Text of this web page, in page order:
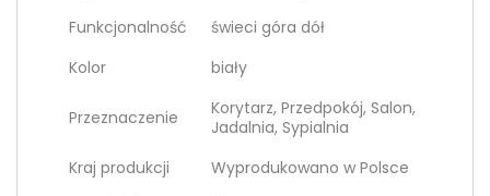
Funkcjonalność
świeci góra dół
Kolor
biały
Przeznaczenie
Korytarz, Przedpokój, Salon,
Jadalnia, Sypialnia
Kraj produkcji
Wyprodukowano w Polsce